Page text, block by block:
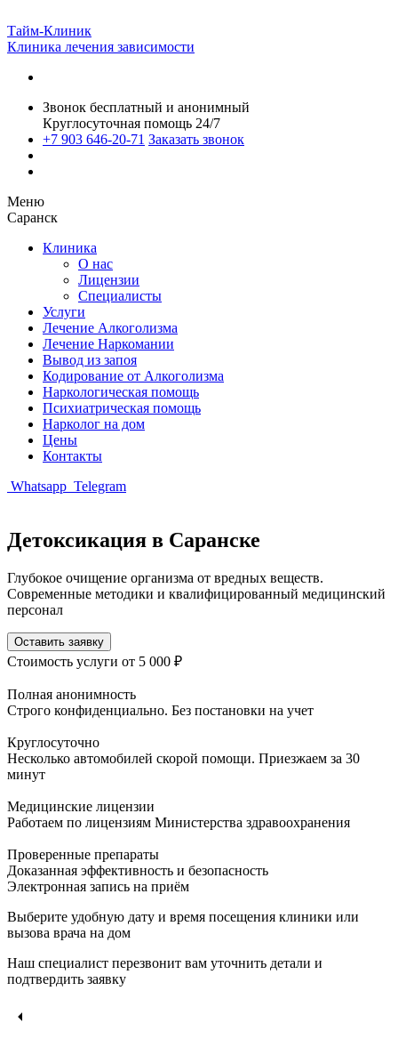
Тайм-Клиник
Клиника лечения зависимости
Звонок бесплатный и анонимный
Круглосуточная помощь 24/7
+7 903 646-20-71 Заказать звонок
Меню
Саранск
Клиника
О нас
Лицензии
Специалисты
Услуги
Лечение Алкоголизма
Лечение Наркомании
Вывод из запоя
Кодирование от Алкоголизма
Наркологическая помощь
Психиатрическая помощь
Нарколог на дом
Цены
Контакты
Whatsapp Telegram
Детоксикация в Саранске
Глубокое очищение организма от вредных веществ.
Современные методики и квалифицированный медицинский
персонал
Оставить заявку
Стоимость услуги от 5 000 ₽
Полная анонимность
Строго конфиденциально. Без постановки на учет
Круглосуточно
Несколько автомобилей скорой помощи. Приезжаем за 30
минут
Медицинские лицензии
Работаем по лицензиям Министерства здравоохранения
Проверенные препараты
Доказанная эффективность и безопасность
Электронная запись на приём
Выберите удобную дату и время посещения клиники или
вызова врача на дом
Наш специалист перезвонит вам уточнить детали и
подтвердить заявку